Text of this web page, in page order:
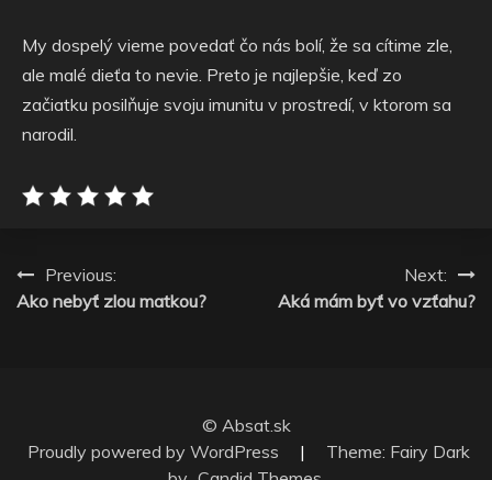
My dospelý vieme povedať čo nás bolí, že sa cítime zle,
ale malé dieťa to nevie. Preto je najlepšie, keď zo
začiatku posilňuje svoju imunitu v prostredí, v ktorom sa
narodil.
Navigace
pro
Previous:
Ako nebyť zlou matkou?
Next:
Aká mám byť vo vzťahu?
© Absat.sk
Proudly powered by WordPress
|
Theme: Fairy Dark